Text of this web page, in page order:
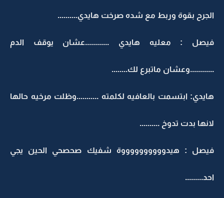
الجرح بقوة وربط مع شده صرخت هايدي..........
فيصل : معليه هايدي ............عشان يوقف الدم
............وعشان ماتبرع لك........
هايدي: ابتسمت بالعافيه لكلمته ...........وظلت مرخيه حالها
لانها بدت تدوخ ..........
فيصل : هيدووووووووووة شفيك صحصحي الحين يجي
احد.........